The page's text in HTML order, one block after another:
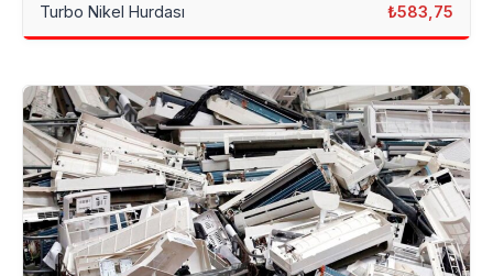
Turbo Nikel Hurdası ₺583,75